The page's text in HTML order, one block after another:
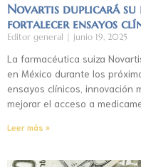
Novartis duplicará su
fortalecer ensayos
Editor general junio 19, 2025
La farmacéutica suiza
en México durante los
ensayos clínicos, innovación
mejorar el acceso a
Leer más »